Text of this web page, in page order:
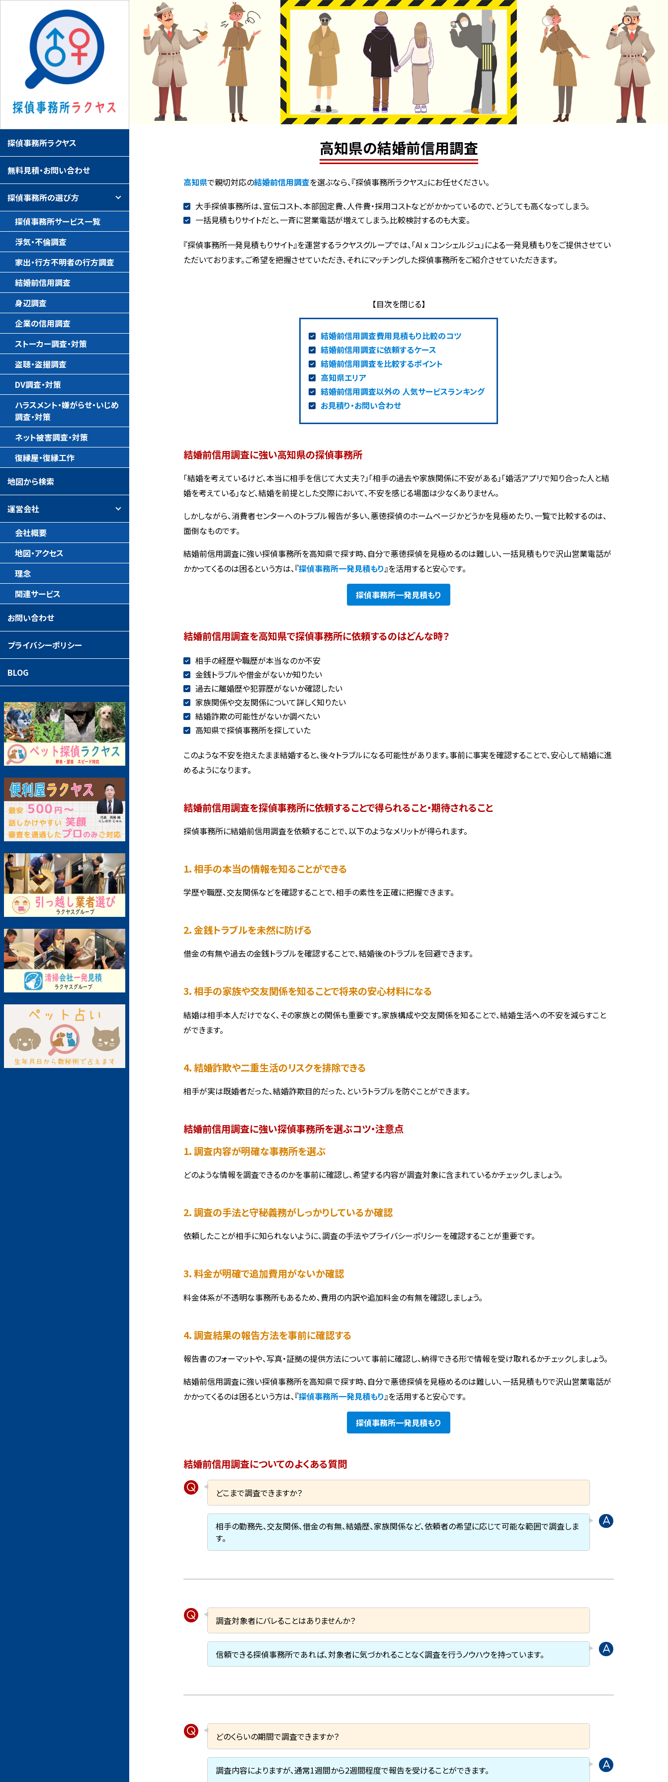
高知県の結婚前信用調査
高知県で親切対応の結婚前信用調査を選ぶなら、『探偵事務所ラクヤス』にお任せください。
大手探偵事務所は、宣伝コスト、本部固定費、人件費・採用コストなどがかかっているので、どうしても高くなってしまう。
一括見積もりサイトだと、一斉に営業電話が増えてしまう。比較検討するのも大変。
『探偵事務所一発見積もりサイト』を運営するラクヤスグループでは、「AI x コンシェルジュ」による一発見積もりをご提供させてい
ただいております。ご希望を把握させていただき、それにマッチングした探偵事務所をご紹介させていただきます。
結婚前信用調査費用見積もり比較のコツ
結婚前信用調査に依頼するケース
結婚前信用調査を比較するポイント
高知県エリア
結婚前信用調査以外の 人気サービスランキング
お見積り・お問い合わせ
結婚前信用調査に強い高知県の探偵事務所
「結婚を考えているけど、本当に相手を信じて大丈夫？」「相手の過去や家族関係に不安がある」「婚活アプリで知り合った人と結
婚を考えている」など、結婚を前提とした交際において、不安を感じる場面は少なくありません。
しかしながら、消費者センターへのトラブル報告が多い、悪徳探偵のホームページかどうかを見極めたり、一覧で比較するのは、
面倒なものです。
結婚前信用調査に強い探偵事務所を高知県で探す時、自分で悪徳探偵を見極めるのは難しい、一括見積もりで沢山営業電話が
かかってくるのは困るという方は、『探偵事務所一発見積もり 』を活用すると安心です。
探偵事務所一発見積もり
結婚前信用調査を高知県で探偵事務所に依頼するのはどんな時？
相手の経歴や職歴が本当なのか不安
金銭トラブルや借金がないか知りたい
過去に離婚歴や犯罪歴がないか確認したい
家族関係や交友関係について詳しく知りたい
結婚詐欺の可能性がないか調べたい
高知県で探偵事務所を探していた
このような不安を抱えたまま結婚すると、後々トラブルになる可能性があります。事前に事実を確認することで、安心して結婚に進
めるようになります。
結婚前信用調査を探偵事務所に依頼することで得られること・期待されること
探偵事務所に結婚前信用調査を依頼することで、以下のようなメリットが得られます。
1. 相手の本当の情報を知ることができる
学歴や職歴、交友関係などを確認することで、相手の素性を正確に把握できます。
2. 金銭トラブルを未然に防げる
借金の有無や過去の金銭トラブルを確認することで、結婚後のトラブルを回避できます。
3. 相手の家族や交友関係を知ることで将来の安心材料になる
結婚は相手本人だけでなく、その家族との関係も重要です。家族構成や交友関係を知ることで、結婚生活への不安を減らすこと
ができます。
4. 結婚詐欺や二重生活のリスクを排除できる
相手が実は既婚者だった、結婚詐欺目的だった、というトラブルを防ぐことができます。
結婚前信用調査に強い探偵事務所を選ぶコツ・注意点
1. 調査内容が明確な事務所を選ぶ
どのような情報を調査できるのかを事前に確認し、希望する内容が調査対象に含まれているかチェックしましょう。
2. 調査の手法と守秘義務がしっかりしているか確認
依頼したことが相手に知られないように、調査の手法やプライバシーポリシーを確認することが重要です。
3. 料金が明確で追加費用がないか確認
料金体系が不透明な事務所もあるため、費用の内訳や追加料金の有無を確認しましょう。
4. 調査結果の報告方法を事前に確認する
報告書のフォーマットや、写真・証拠の提供方法について事前に確認し、納得できる形で情報を受け取れるかチェックしましょう。
結婚前信用調査に強い探偵事務所を高知県で探す時、自分で悪徳探偵を見極めるのは難しい、一括見積もりで沢山営業電話が
かかってくるのは困るという方は、『探偵事務所一発見積もり 』を活用すると安心です。
探偵事務所一発見積もり
結婚前信用調査についてのよくある質問
どこまで調査できますか？
相手の勤務先、交友関係、借金の有無、結婚歴、家族関係など、依頼者の希望に応じて可能な範囲で調査しま
す。
調査対象者にバレることはありませんか？
信頼できる探偵事務所であれば、対象者に気づかれることなく調査を行うノウハウを持っています。
どのくらいの期間で調査できますか？
調査内容によりますが、通常1週間から2週間程度で報告を受けることができます。
探偵事務所ラクヤス
無料見積・お問い合わせ
探偵事務所の選び方
探偵事務所サービス一覧
浮気・不倫調査
家出・行方不明者の行方調査
結婚前信用調査
身辺調査
企業の信用調査
ストーカー調査・対策
盗聴・盗撮調査
DV調査・対策
ハラスメント・嫌がらせ・いじめ
調査・対策
ネット被害調査・対策
復縁屋・復縁工作
地図から検索
運営会社
会社概要
地図・アクセス
理念
関連サービス
お問い合わせ
プライバシーポリシー
BLOG